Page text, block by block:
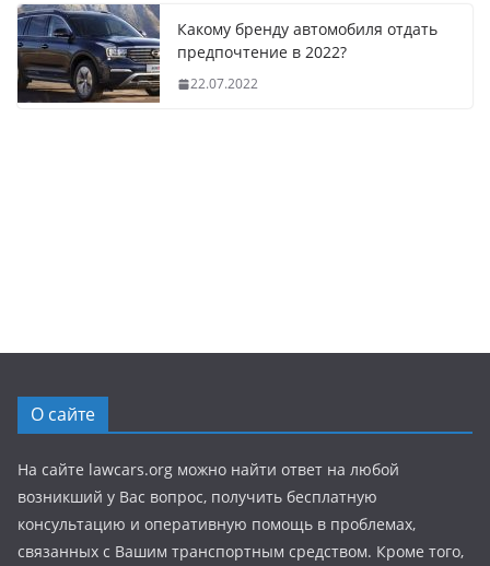
Какому бренду автомобиля отдать
предпочтение в 2022?
22.07.2022
О сайте
На сайте lawcars.org можно найти ответ на любой
возникший у Вас вопрос, получить бесплатную
консультацию и оперативную помощь в проблемах,
связанных с Вашим транспортным средством. Кроме того,